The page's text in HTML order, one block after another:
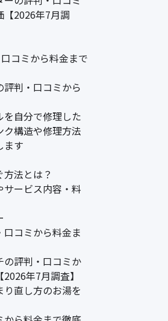
【2026年7月調
コミから料金まで
評判・口コミから
を自分で修理した
ク構造や修理方法
ます
方法とは？
サービス内容・料
口コミから料金ま
の評判・口コミか
年7月調査】
直し方のお湯を